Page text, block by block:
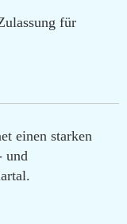
für
einen starken
und